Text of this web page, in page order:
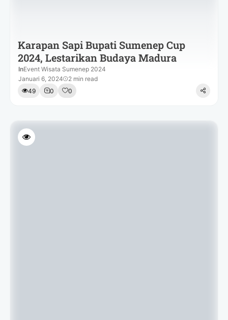
Karapan Sapi Bupati Sumenep Cup
2024, Lestarikan Budaya Madura
InEvent Wisata Sumenep 2024
Januari 6, 2024
2 min read
49
0 0